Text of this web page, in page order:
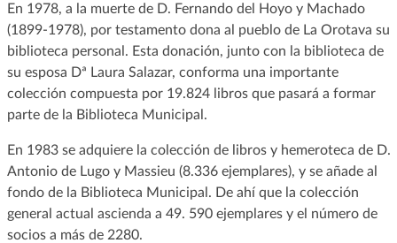
En 1978, a la muerte de D. Fernando del Hoyo y Machado
(1899-1978), por testamento dona al pueblo de La Orotava su
biblioteca personal. Esta donación, junto con la biblioteca de
su esposa Dª Laura Salazar, conforma una importante
colección compuesta por 19.824 libros que pasará a formar
parte de la Biblioteca Municipal.
En 1983 se adquiere la colección de libros y hemeroteca de D.
Antonio de Lugo y Massieu (8.336 ejemplares), y se añade al
fondo de la Biblioteca Municipal. De ahí que la colección
general actual ascienda a 49. 590 ejemplares y el número de
socios a más de 2280.